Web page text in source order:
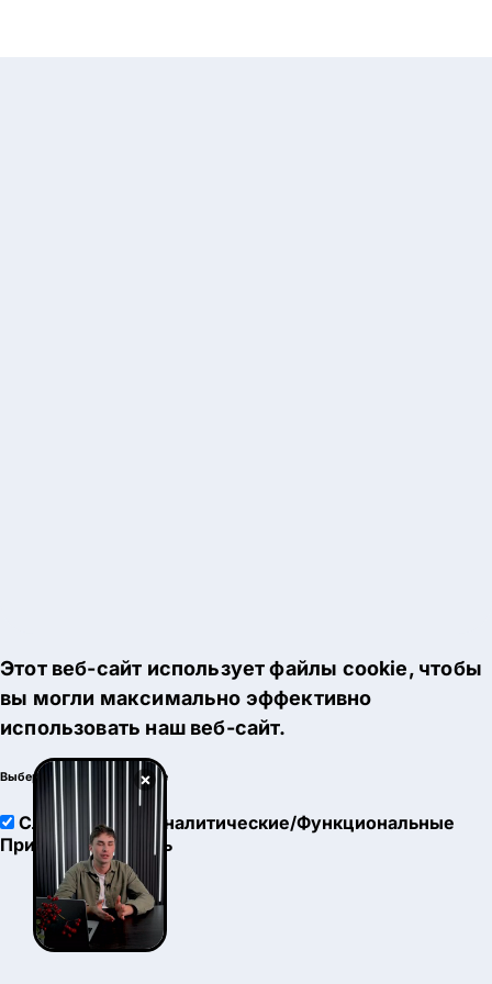
×
Этот веб-сайт использует файлы cookie, чтобы
вы могли максимально эффективно
использовать наш веб-сайт.
Выберите настройки cookie
Служебные
Аналитические/Функциональные
Принять
Настроить